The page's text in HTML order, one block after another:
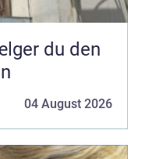
04 August 2026